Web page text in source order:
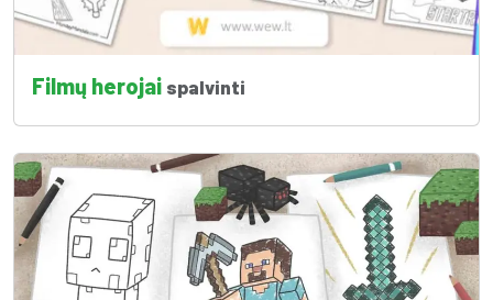
Filmų herojai spalvinti